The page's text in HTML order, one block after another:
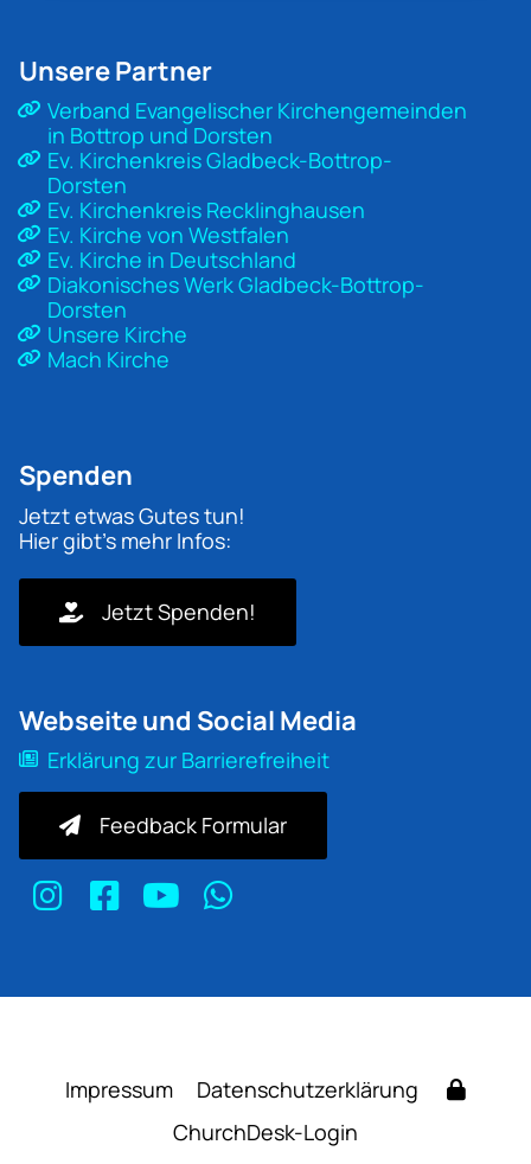
Unsere Partner
Verband Evangelischer Kirchengemeinden
in Bottrop und Dorsten
Ev. Kirchenkreis Gladbeck-Bottrop-
Dorsten
Ev. Kirchenkreis Recklinghausen
Ev. Kirche von Westfalen
Ev. Kirche in Deutschland
Diakonisches Werk Gladbeck-Bottrop-
Dorsten
Unsere Kirche
Mach Kirche
Spenden
Jetzt etwas Gutes tun!
Hier gibt's mehr Infos:
Jetzt Spenden!
Webseite und Social Media
Erklärung zur Barrierefreiheit
Feedback Formular
Impressum
Datenschutzerklärung
ChurchDesk-Login